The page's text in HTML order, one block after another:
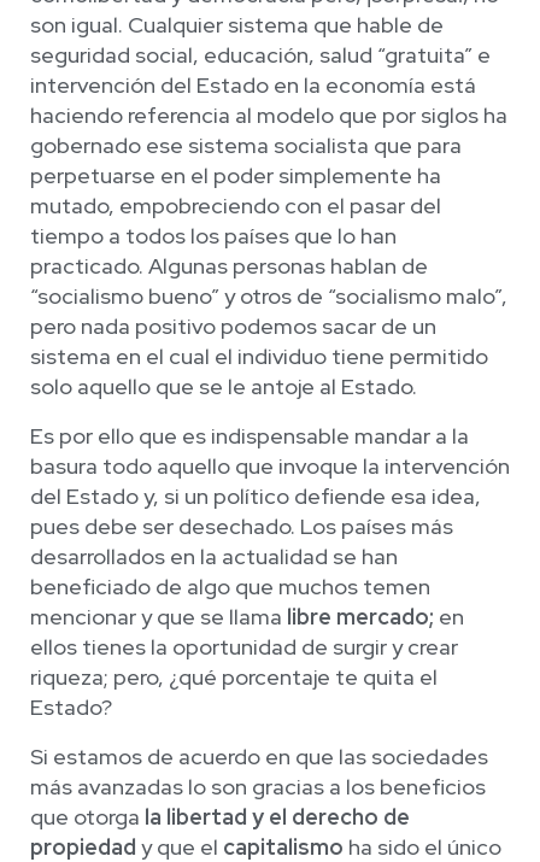
son igual. Cualquier sistema que hable de
seguridad social, educación, salud “gratuita” e
intervención del Estado en la economía está
haciendo referencia al modelo que por siglos ha
gobernado ese sistema socialista que para
perpetuarse en el poder simplemente ha
mutado, empobreciendo con el pasar del
tiempo a todos los países que lo han
practicado. Algunas personas hablan de
“socialismo bueno” y otros de “socialismo malo”,
pero nada positivo podemos sacar de un
sistema en el cual el individuo tiene permitido
solo aquello que se le antoje al Estado.
Es por ello que es indispensable mandar a la
basura todo aquello que invoque la intervención
del Estado y, si un político defiende esa idea,
pues debe ser desechado. Los países más
desarrollados en la actualidad se han
beneficiado de algo que muchos temen
mencionar y que se llama libre mercado; en
ellos tienes la oportunidad de surgir y crear
riqueza; pero, ¿qué porcentaje te quita el
Estado?
Si estamos de acuerdo en que las sociedades
más avanzadas lo son gracias a los beneficios
que otorga la libertad y el derecho de
propiedad y que el capitalismo ha sido el único